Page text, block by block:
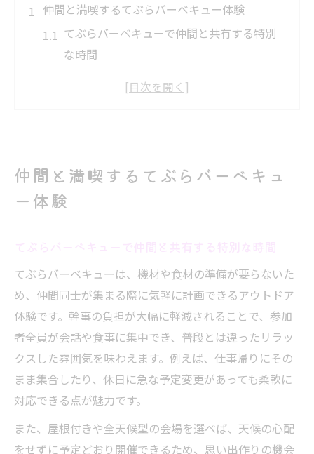
仲間と満喫するてぶらバーベキュー体験
てぶらバーベキューで仲間と共有する特別
な時間
手間なく楽しめる仲間同士のBBQ体験ポイ
気軽に集える仲間向けてぶらBBQの魅力と
は
仲間と過ごすてぶらバーベキューの思い出
てぶらバーベキューなら準備いらずで集合
が簡単
手間を省けるてぶらバーベキューの便利な
仕組み
忙しい仲間にも好評のてぶらバーベキュー
集まり術
解説
仲間と満喫するてぶらバーベキュ
ー体験
てぶらバーベキューは、機材や食材の準備が要らないた
め、仲間同士が集まる際に気軽に計画できるアウトドア
体験です。幹事の負担が大幅に軽減されることで、参加
者全員が会話や食事に集中でき、普段とは違ったリラッ
クスした雰囲気を味わえます。例えば、仕事帰りにその
まま集合したり、休日に急な予定変更があっても柔軟に
対応できる点が魅力です。
また、屋根付きや全天候型の会場を選べば、天候の心配
をせずに予定どおり開催できるため、思い出作りの機会